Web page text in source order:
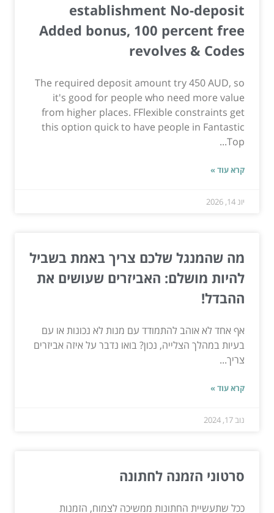
establishment No-deposit
Added bonus, 100 percent free
revolves & Codes
The required deposit amount try 450 AUD, so
it's good for people who need more value
from higher places. FFlexible constraints get
this option quick to have people in Fantastic
Top...
קרא עוד »
יונ 14, 2026
מה שהמנגל שלכם צריך באמת בשביל
להיות מושלם: האביזרים שעושים את
ההבדל!
אף אחד לא אוהב להתמודד עם מנות לא נכונות או עם
בעיות במהלך הצלייה, נכון? בואו נדבר על איזה אביזרים
צריך...
קרא עוד »
נוב 17, 2024
סרטוני הזמנה לחתונה
ככל שתעשיית החתונות ממשיכה לצמוח, הזמנות